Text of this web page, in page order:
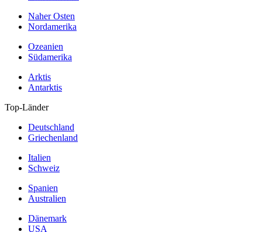
Naher Osten
Nordamerika
Ozeanien
Südamerika
Arktis
Antarktis
Top-Länder
Deutschland
Griechenland
Italien
Schweiz
Spanien
Australien
Dänemark
USA